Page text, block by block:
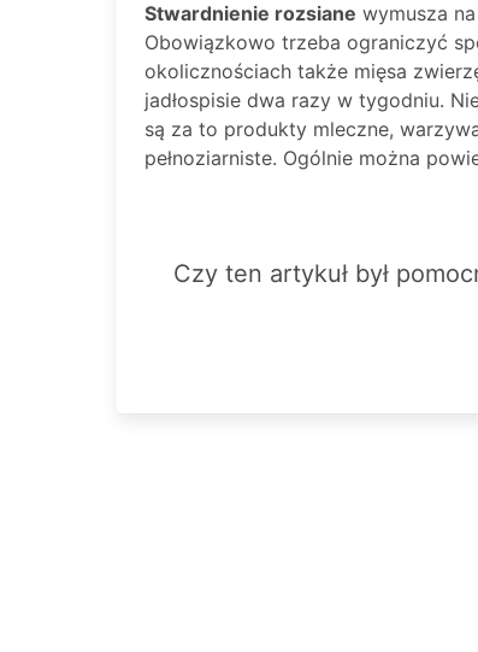
Stwardnienie rozsiane wymusza
Obowiązkowo trzeba ograniczyć
okolicznościach także mięsa
jadłospisie dwa razy w tygodniu.
są za to produkty mleczne,
pełnoziarniste. Ogólnie można
Czy ten artykuł był